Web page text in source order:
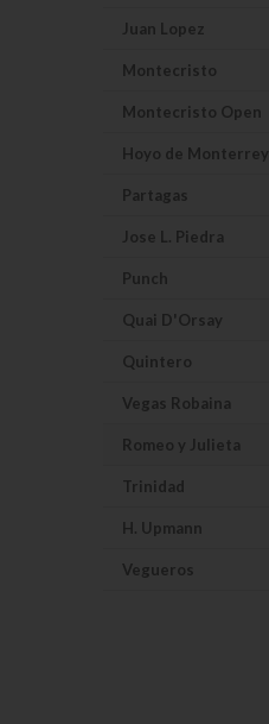
Juan Lopez
Montecristo
Montecristo Open
Hoyo de Monterrey
Partagas
Jose L. Piedra
Punch
Quai D'Orsay
Quintero
Vegas Robaina
Romeo y Julieta
Trinidad
H. Upmann
Vegueros